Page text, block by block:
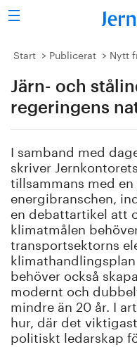
Sök
Stålindustrin
Vision 2050
Energi/miljö
Vi tycker
Publicerat
Bildbank
Om oss
Start Publicerat Nytt
Järn- och
regeringens
I samband med
skriver
tillsammans med
energibranschen,
en debattartikel att
klimatmålen
transportsektorns
behöver också
modernt och
mindre än 20 år. I
hur, där det
politiskt ledarskap